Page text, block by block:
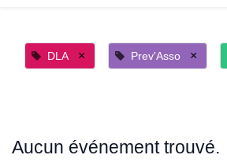
DLA × Prev'Asso ×
Aucun événement trouvé.